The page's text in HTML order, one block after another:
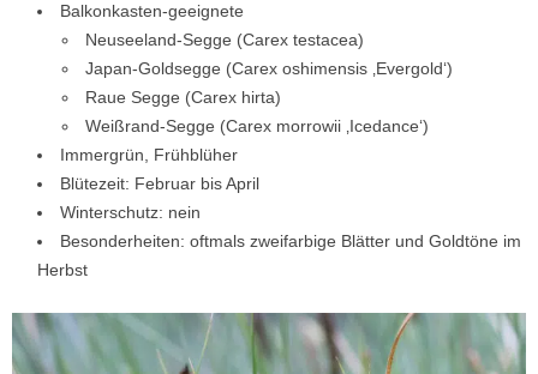
Balkonkasten-geeignete
Neuseeland-Segge (Carex testacea)
Japan-Goldsegge (Carex oshimensis ‚Evergold‘)
Raue Segge (Carex hirta)
Weißrand-Segge (Carex morrowii ‚Icedance‘)
Immergrün, Frühblüher
Blütezeit: Februar bis April
Winterschutz: nein
Besonderheiten: oftmals zweifarbige Blätter und Goldtöne im
Herbst